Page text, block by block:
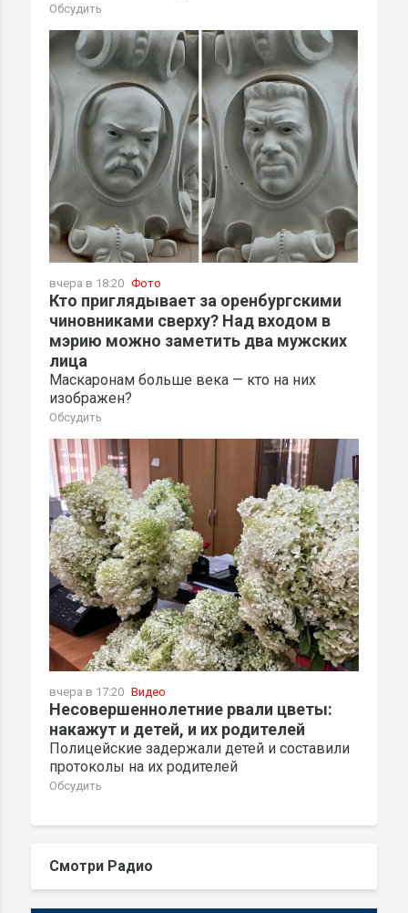
Обсудить
вчера в 18:20 Фото
Кто приглядывает за оренбургскими
чиновниками сверху? Над входом в
мэрию можно заметить два мужских
лица
Маскаронам больше века — кто на них
изображен?
Обсудить
вчера в 17:20 Видео
Несовершеннолетние рвали цветы:
накажут и детей, и их родителей
Полицейские задержали детей и составили
протоколы на их родителей
Обсудить
Смотри Радио